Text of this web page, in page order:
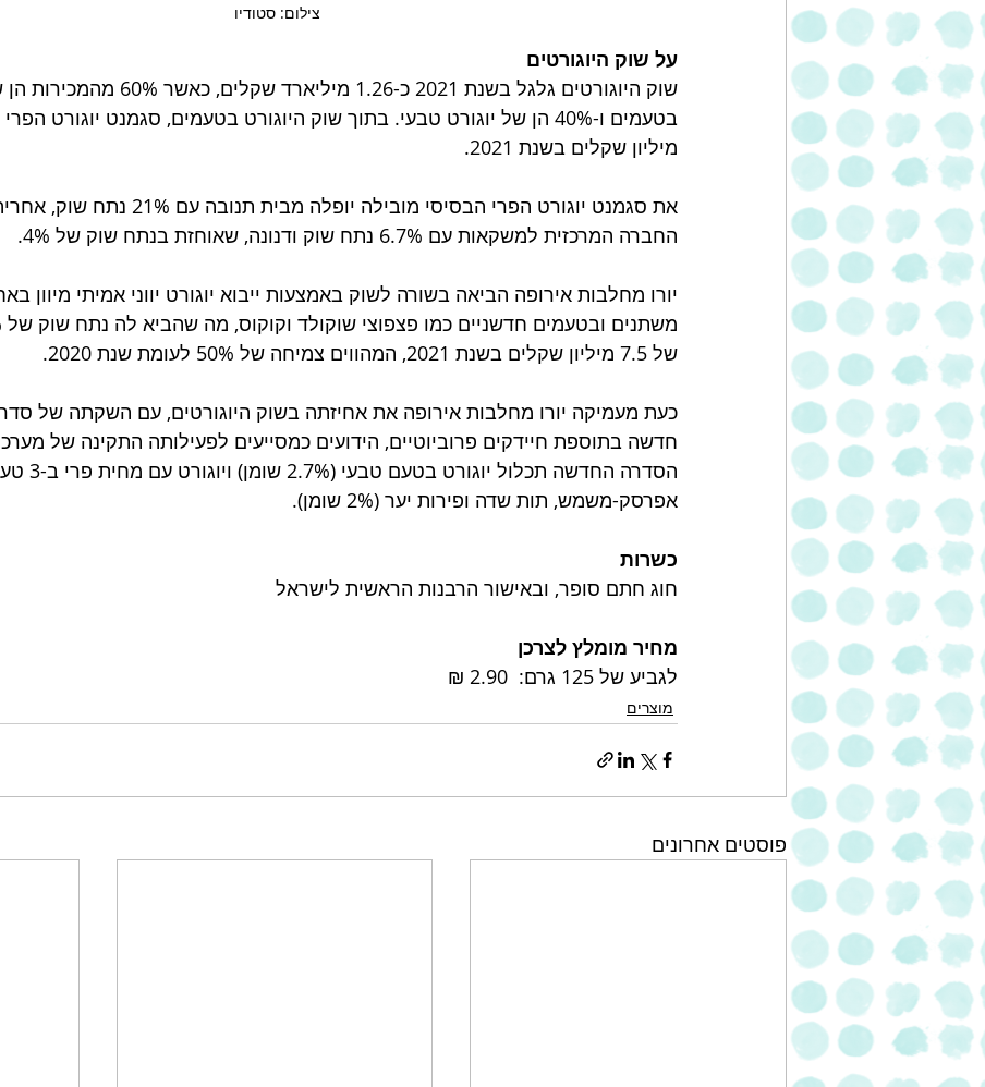
צילום: סטודיו
על שוק היוגורטים
שוק היוגורטים גלגל בשנת 2021 כ-1.26 מיליארד
בטעמים ו-40% הן של יוגורט טבעי.
מיליון שקלים בשנת 2021.
את סגמנט יוגורט הפרי הבסיסי מובילה יופלה
החברה המרכזית למשקאות עם 6.7% נתח שוק ודנונה, שאוחזת בנתח שוק של 4%.
יורו מחלבות אירופה הביאה בשורה לשוק באמצעות ייבוא יוגורט יווני אמיתי מיוון
של 7.5 מיליון שקלים בשנת 2021, המהווים צמיחה של 50% לעומת שנת 2020.
כעת מעמיקה יורו מחלבות אירופה את אחיזתה בשוק היוגורטים, עם השקתה של
חדשה בתוספת חיידקים פרוביוטיים, הידועים כמסייעים לפעילותה התקינה של
הסדרה החדשה תכלול
אפרסק-משמש, תות שדה ופירות יער (2% שומן).
כשרות
חוג חתם סופר, ובאישור הרבנות הראשית לישראל
מחיר מומלץ לצרכן
לגביע של 125 גרם:  2.90 ₪
מוצרים
פוסטים אחרונים